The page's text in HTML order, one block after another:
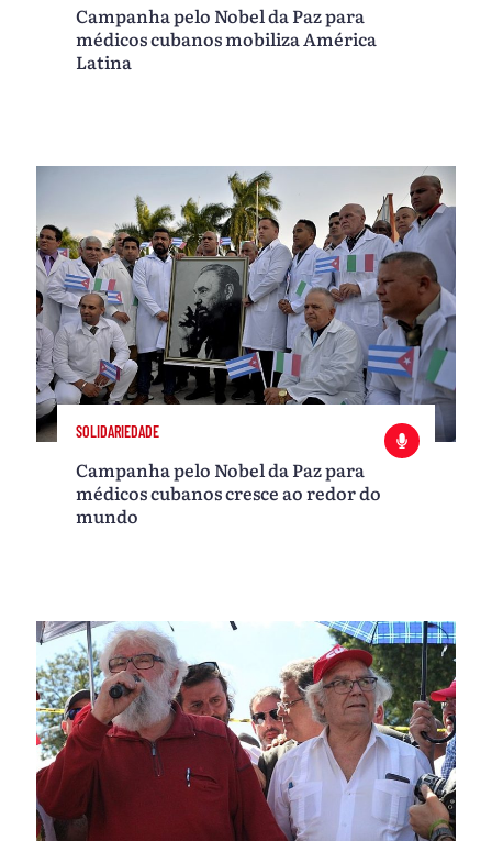
Campanha pelo Nobel da Paz para
médicos cubanos mobiliza América
Latina
SOLIDARIEDADE
Campanha pelo Nobel da Paz para
médicos cubanos cresce ao redor do
mundo